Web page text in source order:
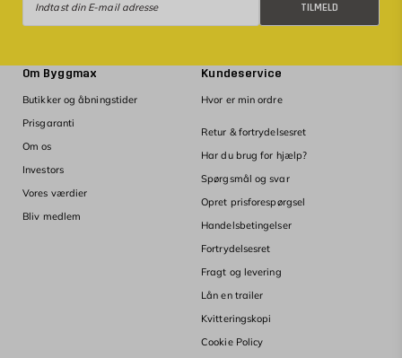
TILMELD
Om Byggmax
Butikker og åbningstider
Prisgaranti
Om os
Investors
Vores værdier
Bliv medlem
Kundeservice
Hvor er min ordre
Retur & fortrydelsesret
Har du brug for hjælp?
Spørgsmål og svar
Opret prisforespørgsel
Handelsbetingelser
Fortrydelsesret
Fragt og levering
Lån en trailer
Kvitteringskopi
Cookie Policy